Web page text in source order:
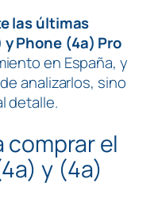
las últimas
Phone (4a) Pro
en España, y
analizarlos, sino
detalle.
comprar el
y (4a)